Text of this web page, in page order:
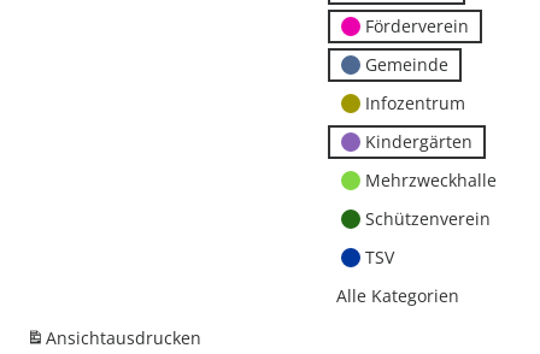
Förderverein
Gemeinde
Infozentrum
Kindergärten
Mehrzweckhalle
Schützenverein
TSV
Alle Kategorien
Ansichtausdrucken